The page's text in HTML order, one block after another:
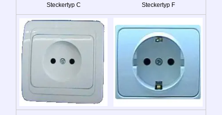
Steckertyp C Steckertyp F